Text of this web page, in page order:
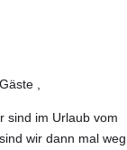
,
sind im Urlaub vom
wir dann mal weg .